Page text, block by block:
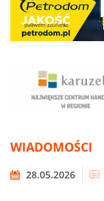
WIADOMOŚCI
28.05.2026